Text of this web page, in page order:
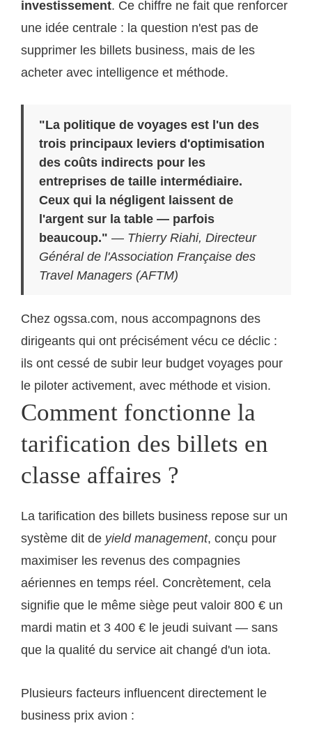
investissement. Ce chiffre ne fait que renforcer
une idée centrale : la question n'est pas de
supprimer les billets business, mais de les
acheter avec intelligence et méthode.
"La politique de voyages est l'un des
trois principaux leviers d'optimisation
des coûts indirects pour les
entreprises de taille intermédiaire.
Ceux qui la négligent laissent de
l'argent sur la table — parfois
beaucoup." — Thierry Riahi, Directeur
Général de l'Association Française des
Travel Managers (AFTM)
Chez ogssa.com, nous accompagnons des
dirigeants qui ont précisément vécu ce déclic :
ils ont cessé de subir leur budget voyages pour
le piloter activement, avec méthode et vision.
Comment fonctionne la
tarification des billets en
classe affaires ?
La tarification des billets business repose sur un
système dit de yield management, conçu pour
maximiser les revenus des compagnies
aériennes en temps réel. Concrètement, cela
signifie que le même siège peut valoir 800 € un
mardi matin et 3 400 € le jeudi suivant — sans
que la qualité du service ait changé d'un iota.
Plusieurs facteurs influencent directement le
business prix avion :